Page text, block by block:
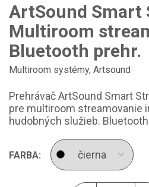
ArtSound Smart
Multiroom
Bluetooth prehr.
Multiroom systémy, Artsound
Prehrávač ArtSound Smart
pre multiroom streamovanie
hudobných služieb.
FARBA: